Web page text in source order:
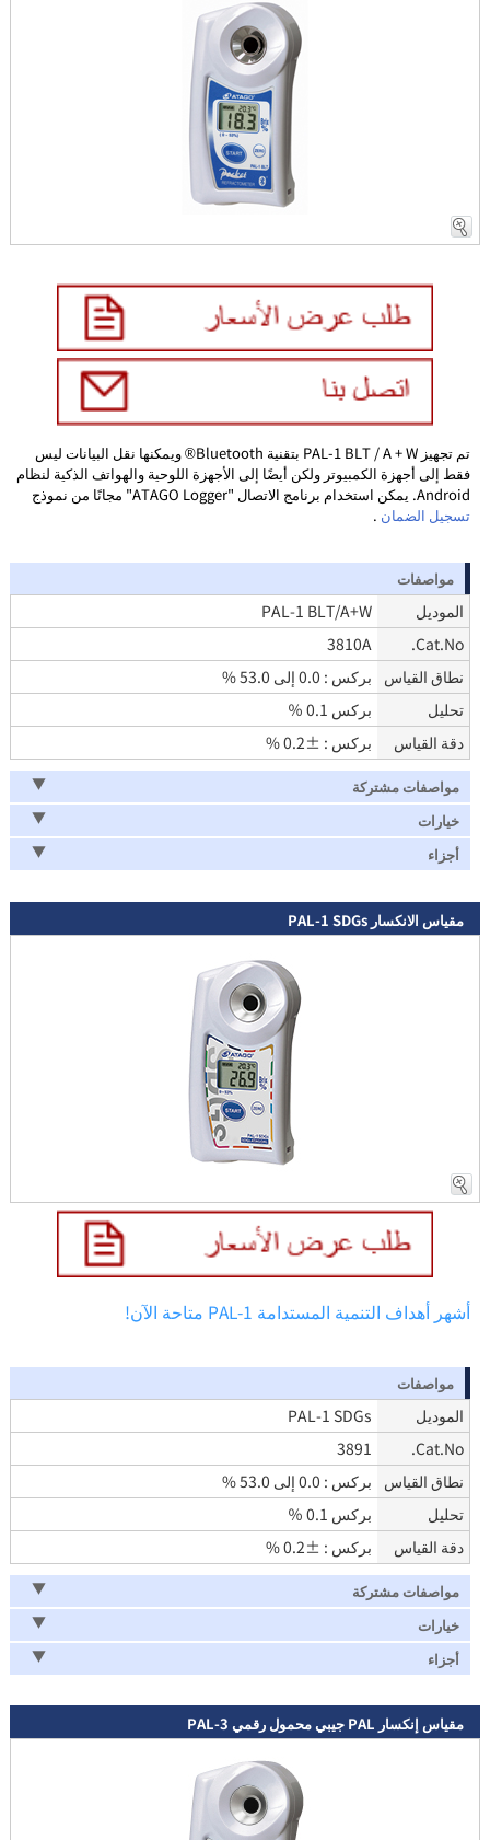
تم تجهيز PAL-1 BLT / A + W بتقنية Bluetooth® ويمكنها نقل البيانات ليس
فقط إلى أجهزة الكمبيوتر ولكن أيضًا إلى الأجهزة اللوحية والهواتف الذكية لنظام
Android. يمكن استخدام برنامج الاتصال "ATAGO Logger" مجانًا من نموذج
تسجيل الضمان .
مواصفات
الموديل
PAL-1 BLT/A+W
Cat.No.
3810A
نطاق القياس
بركس : 0.0 إلى 53.0 %
تحليل
بركس 0.1 ％
دقة القياس
بركس : ±0.2 %
مواصفات مشتركة
خيارات
أجزاء
مقياس الانكسار PAL-1 SDGs
أشهر أهداف التنمية المستدامة PAL-1 متاحة الآن!
مواصفات
الموديل
PAL-1 SDGs
Cat.No.
3891
نطاق القياس
بركس : 0.0 إلى 53.0 %
تحليل
بركس 0.1 ％
دقة القياس
بركس : ±0.2 %
مواصفات مشتركة
خيارات
أجزاء
مقياس إنكسار PAL جيبي محمول رقمي PAL-3